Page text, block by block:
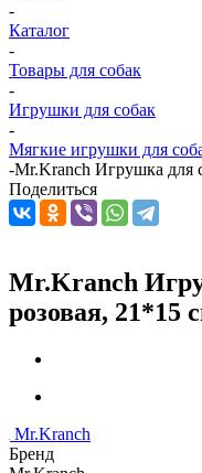
-
Каталог
-
Товары для собак
-
Игрушки для собак
-
Мягкие игрушки для
-Mr.Kranch Игрушка для
Поделиться
Mr.Kranch
розовая, 21*15
Mr.Kranch
Бренд